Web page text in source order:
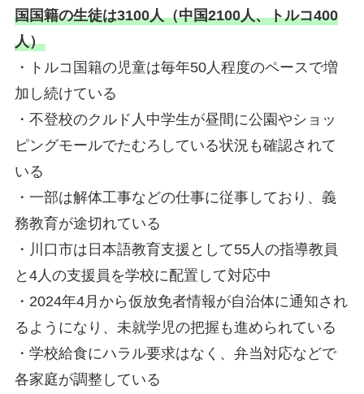
国国籍の生徒は3100人（中国2100人、トルコ400
人）
・トルコ国籍の児童は毎年50人程度のペースで増
加し続けている
・不登校のクルド人中学生が昼間に公園やショッ
ピングモールでたむろしている状況も確認されて
いる
・一部は解体工事などの仕事に従事しており、義
務教育が途切れている
・川口市は日本語教育支援として55人の指導教員
と4人の支援員を学校に配置して対応中
・2024年4月から仮放免者情報が自治体に通知され
るようになり、未就学児の把握も進められている
・学校給食にハラル要求はなく、弁当対応などで
各家庭が調整している